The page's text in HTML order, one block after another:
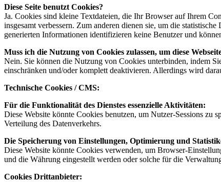
Diese Seite benutzt Cookies?
Ja. Cookies sind kleine Textdateien, die Ihr Browser auf Ihrem
insgesamt verbessern. Zum anderen dienen sie, um die
generierten Informationen identifizieren keine Benutzer und
Muss ich die Nutzung von Cookies zulassen, um diese
Nein. Sie können die Nutzung von Cookies unterbinden, indem
einschränken und/oder komplett deaktivieren. Allerdings wird
Technische Cookies / CMS:
Für die Funktionalität des Dienstes essenzielle Aktivitäten:
Diese Website könnte Cookies benutzen, um Nutzer-Sessions zu
Verteilung des Datenverkehrs.
Die Speicherung von Einstellungen, Optimierung und
Diese Website könnte Cookies verwenden, um Browser-
und die Währung eingestellt werden oder solche für die
Cookies Drittanbieter: